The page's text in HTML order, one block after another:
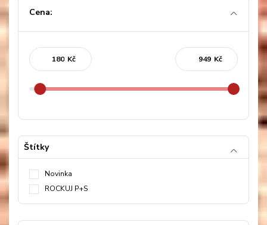
Cena:
Kč Kč
Štítky
Novinka
ROCKUJ P+S